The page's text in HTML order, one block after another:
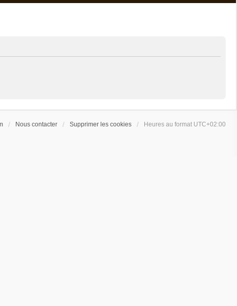
Nous contacter Supprimer les cookies Heures au format UTC+02:00